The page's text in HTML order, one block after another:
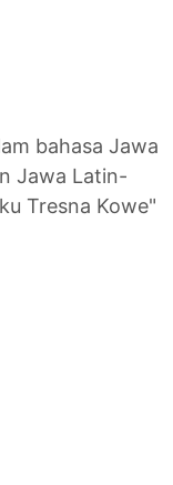
bahasa Jawa
Jawa Latin-
Tresna Kowe"